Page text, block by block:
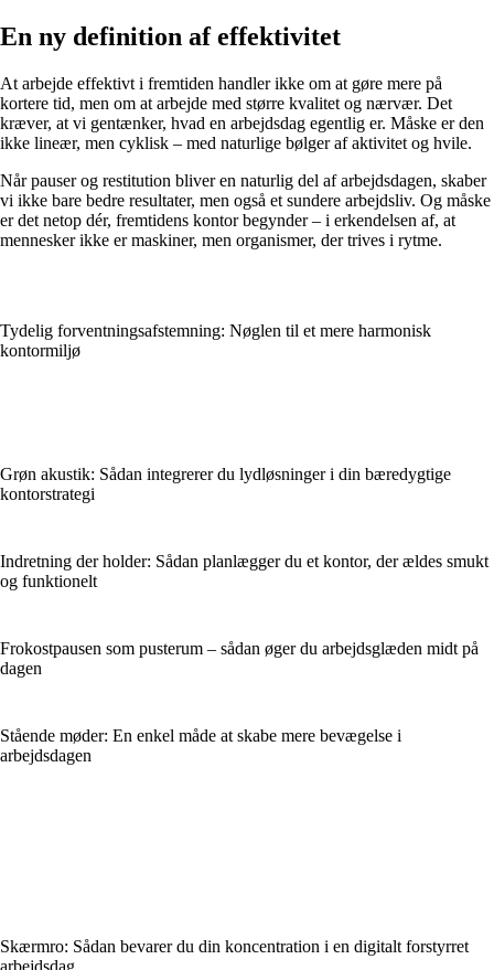
En ny definition af effektivitet
At arbejde effektivt i fremtiden handler ikke om at gøre mere på
kortere tid, men om at arbejde med større kvalitet og nærvær. Det
kræver, at vi gentænker, hvad en arbejdsdag egentlig er. Måske er den
ikke lineær, men cyklisk – med naturlige bølger af aktivitet og hvile.
Når pauser og restitution bliver en naturlig del af arbejdsdagen, skaber
vi ikke bare bedre resultater, men også et sundere arbejdsliv. Og måske
er det netop dér, fremtidens kontor begynder – i erkendelsen af, at
mennesker ikke er maskiner, men organismer, der trives i rytme.
Tydelig forventningsafstemning: Nøglen til et mere harmonisk
kontormiljø
Grøn akustik: Sådan integrerer du lydløsninger i din bæredygtige
kontorstrategi
Indretning der holder: Sådan planlægger du et kontor, der ældes smukt
og funktionelt
Frokostpausen som pusterum – sådan øger du arbejdsglæden midt på
dagen
Stående møder: En enkel måde at skabe mere bevægelse i
arbejdsdagen
Skærmro: Sådan bevarer du din koncentration i en digitalt forstyrret
arbejdsdag